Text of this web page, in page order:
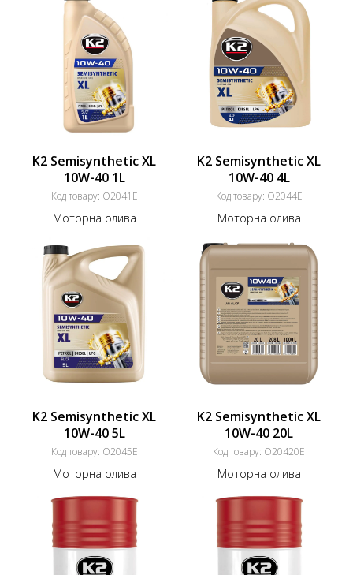
K2 Semisynthetic XL
10W-40 1L
Код товару: O2041E
Моторна олива
K2 Semisynthetic XL
10W-40 4L
Код товару: O2044E
Моторна олива
K2 Semisynthetic XL
10W-40 5L
Код товару: O2045E
Моторна олива
K2 Semisynthetic XL
10W-40 20L
Код товару: O20420E
Моторна олива